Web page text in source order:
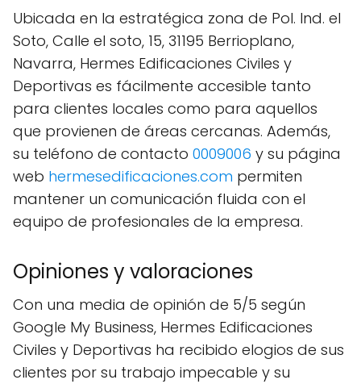
Ubicada en la estratégica zona de Pol. Ind. el
Soto, Calle el soto, 15, 31195 Berrioplano,
Navarra, Hermes Edificaciones Civiles y
Deportivas es fácilmente accesible tanto
para clientes locales como para aquellos
que provienen de áreas cercanas. Además,
su teléfono de contacto 0009006 y su página
web hermesedificaciones.com permiten
mantener un comunicación fluida con el
equipo de profesionales de la empresa.
Opiniones y valoraciones
Con una media de opinión de 5/5 según
Google My Business, Hermes Edificaciones
Civiles y Deportivas ha recibido elogios de sus
clientes por su trabajo impecable y su